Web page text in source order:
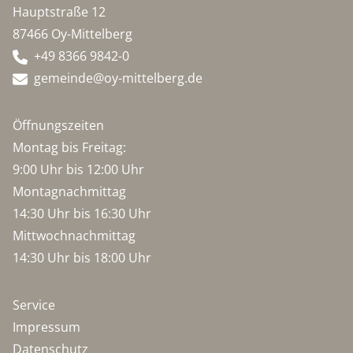
Hauptstraße 12
87466 Oy-Mittelberg
+49 8366 9842-0
gemeinde@oy-mittelberg.de
Öffnungszeiten
Montag bis Freitag:
9:00 Uhr bis 12:00 Uhr
Montagnachmittag
14:30 Uhr bis 16:30 Uhr
Mittwochnachmittag
14:30 Uhr bis 18:00 Uhr
Service
Impressum
Datenschutz